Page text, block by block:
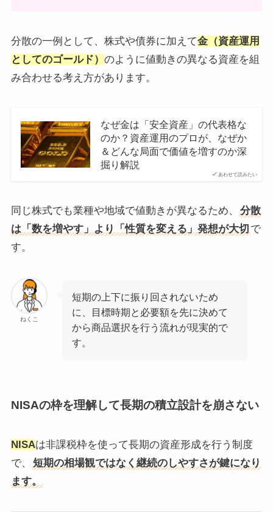
分散の一例として、株式や債券に加えて金（資産運用
としてのゴールド） のように値動きの異なる資産を組
み合わせる考え方があります。
あわせて読みたい
なぜ金は「安全資産」の代表格な
のか？資産運用のプロが、なぜか
＆どんな局面で価値を増すのか深
掘り解説
同じ株式でも業種や地域で値動きが異なるため、
分散
は「数を増やす」より「性質を変える」発想が大切 で
す。
ねくこ
短期の上下に振り回されないため
に、目標時期と必要額を先に決めて
から商品選択を行う流れが現実的で
す。
NISAの枠を理解して長期の積立設計を崩さない
NISAは非課税枠を使って長期の資産形成を行う制度
で、
短期の相場観ではなく継続のしやすさが鍵になり
ます。